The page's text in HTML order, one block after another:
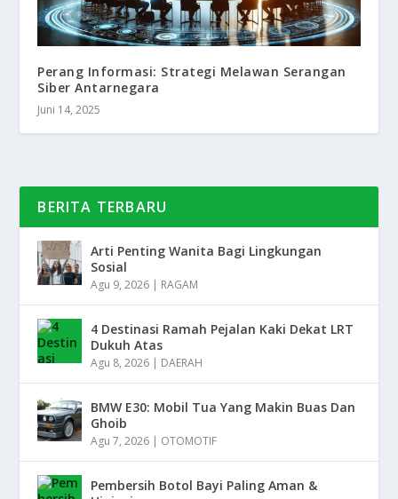
Perang Informasi: Strategi Melawan Serangan
Siber Antarnegara
Juni 14, 2025
BERITA TERBARU
Arti Penting Wanita Bagi Lingkungan
Sosial
Agu 9, 2026 | RAGAM
4 Destinasi Ramah Pejalan Kaki Dekat LRT
Dukuh Atas
Agu 8, 2026 | DAERAH
BMW E30: Mobil Tua Yang Makin Buas Dan
Ghoib
Agu 7, 2026 | OTOMOTIF
Pembersih Botol Bayi Paling Aman &